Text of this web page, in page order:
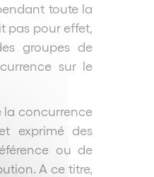
toute la
pas pour effet,
groupes de
sur le
la concurrence
exprimé des
ou de
A ce titre,